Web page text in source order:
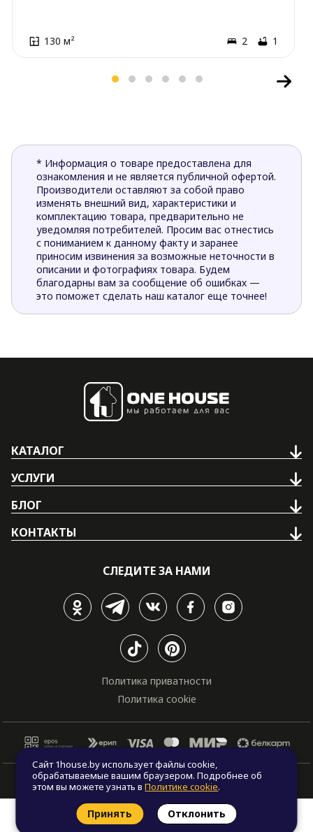
130 м² 2 1
* Информация о товаре предоставлена для
ознакомления и не является публичной офертой.
Производители оставляют за собой право
изменять внешний вид, характеристики и
комплектацию товара, предварительно не
уведомляя потребителей. Просим вас отнестись
с пониманием к данному факту и заранее
приносим извинения за возможные неточности в
описании и фотографиях товара. Будем
благодарны вам за сообщение об ошибках —
это поможет сделать наш каталог еще точнее!
КАТАЛОГ
УСЛУГИ
БЛОГ
КОНТАКТЫ
СЛЕДИТЕ ЗА НАМИ
Политика приватности
Политика cookie
© Все права защищены. "One house", 2011 - 2026
Заказать звонок Найти проект
Сайт 1house.by использует файлы cookie,
обрабатываемые вашим браузером. Подробнее об
этом вы можете узнать вПолитике cookie.
Принять Отклонить